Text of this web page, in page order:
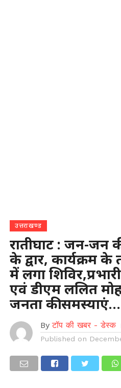
उत्तराखण्ड
रातीघाट : जन-जन
के द्वार, कार्यक्रम
में लगा
एवं डीएम ललित
जनता की समस्याएं…
By टॉप की खबर - डेस्क
Published on